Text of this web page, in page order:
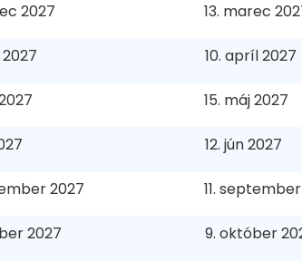
2027 13. marec
10. apríl 2027
15. máj 2027
12. jún 2027
2027 11.
2027 9. október